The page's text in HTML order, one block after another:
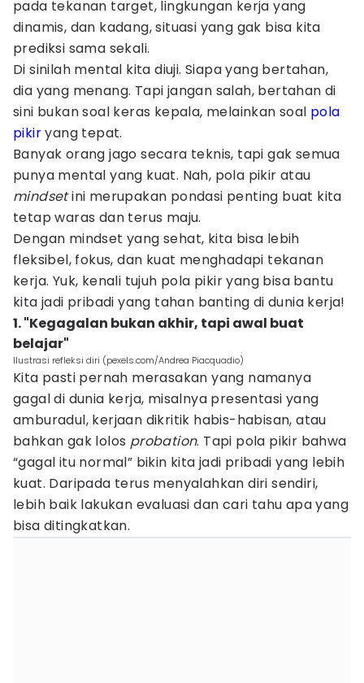
pada tekanan target, lingkungan kerja yang
dinamis, dan kadang, situasi yang gak bisa kita
prediksi sama sekali.
Di sinilah mental kita diuji. Siapa yang bertahan,
dia yang menang. Tapi jangan salah, bertahan di
sini bukan soal keras kepala, melainkan soal pola
pikiryang tepat.
Banyak orang jago secara teknis, tapi gak semua
punya mental yang kuat. Nah, pola pikir atau
mindsetini merupakan pondasi penting buat kita
tetap waras dan terus maju.
Dengan mindset yang sehat, kita bisa lebih
fleksibel, fokus, dan kuat menghadapi tekanan
kerja. Yuk, kenali tujuh pola pikir yang bisa bantu
kita jadi pribadi yang tahan banting di dunia kerja!
1. "Kegagalan bukan akhir, tapi awal buat
belajar"
Ilustrasi refleksi diri (pexels.com/Andrea Piacquadio)
Kita pasti pernah merasakan yang namanya
gagal di dunia kerja, misalnya presentasi yang
amburadul, kerjaan dikritik habis-habisan, atau
bahkan gak lolos probation. Tapi pola pikir bahwa
“gagal itu normal” bikin kita jadi pribadi yang lebih
kuat. Daripada terus menyalahkan diri sendiri,
lebih baik lakukan evaluasi dan cari tahu apa yang
bisa ditingkatkan.